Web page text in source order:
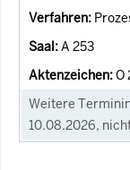
A 253
O
Weitere
10.08.2026,